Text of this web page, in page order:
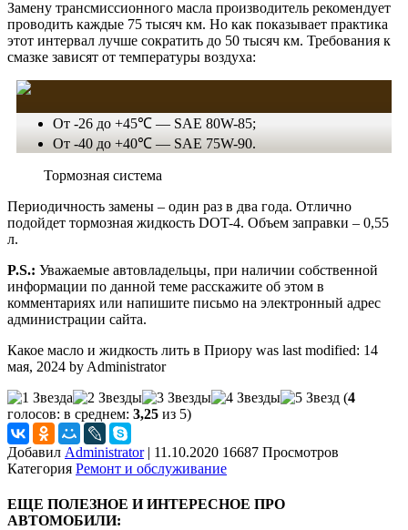
Замену трансмиссионного масла производитель рекомендует
проводить каждые 75 тысяч км. Но как показывает практика
этот интервал лучше сократить до 50 тысяч км. Требования к
смазке зависят от температуры воздуха:
От -26 до +45℃ — SAE 80W-85;
От -40 до +40℃ — SAE 75W-90.
Тормозная система
Периодичность замены – один раз в два года. Отлично
подойдет тормозная жидкость DOT-4. Объем заправки – 0,55
л.
P.S.: Уважаемые автовладельцы, при наличии собственной
информации по данной теме расскажите об этом в
комментариях или напишите письмо на электронный адрес
администрации сайта.
Какое масло и жидкость лить в Приору was last modified: 14
мая, 2024 by Administrator
(4
голосов: в среднем: 3,25 из 5)
Добавил Administrator | 11.10.2020 16687 Просмотров
Категория Ремонт и обслуживание
ЕЩЕ ПОЛЕЗНОЕ И ИНТЕРЕСНОЕ ПРО
АВТОМОБИЛИ: